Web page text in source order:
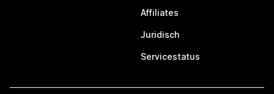
Affiliates
Juridisch
Servicestatus